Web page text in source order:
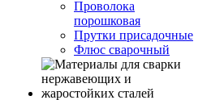
Проволока
порошковая
Прутки присадочные
Флюс сварочный